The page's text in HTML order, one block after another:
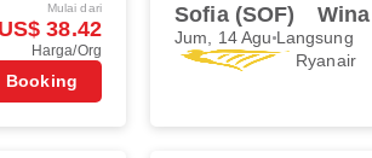
Mulai dari
US$ 38.42
Harga/Org
Booking
Sofia (SOF)
Jum, 14 Agu Langsung
Ryanair